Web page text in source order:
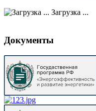
Загрузка ...
Документы